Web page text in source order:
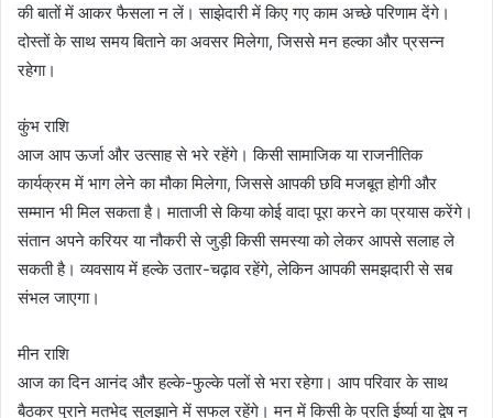
की बातों में आकर फैसला न लें। साझेदारी में किए गए काम अच्छे परिणाम देंगे।
दोस्तों के साथ समय बिताने का अवसर मिलेगा, जिससे मन हल्का और प्रसन्न
रहेगा।
कुंभ राशि
आज आप ऊर्जा और उत्साह से भरे रहेंगे। किसी सामाजिक या राजनीतिक
कार्यक्रम में भाग लेने का मौका मिलेगा, जिससे आपकी छवि मजबूत होगी और
सम्मान भी मिल सकता है। माताजी से किया कोई वादा पूरा करने का प्रयास करेंगे।
संतान अपने करियर या नौकरी से जुड़ी किसी समस्या को लेकर आपसे सलाह ले
सकती है। व्यवसाय में हल्के उतार-चढ़ाव रहेंगे, लेकिन आपकी समझदारी से सब
संभल जाएगा।
मीन राशि
आज का दिन आनंद और हल्के-फुल्के पलों से भरा रहेगा। आप परिवार के साथ
बैठकर पुराने मतभेद सुलझाने में सफल रहेंगे। मन में किसी के प्रति ईर्ष्या या द्वेष न